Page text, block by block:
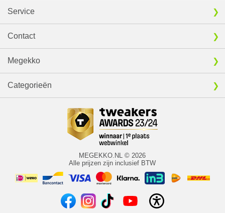
Service
Contact
Megekko
Categorieën
MEGEKKO.NL © 2026
Alle prijzen zijn inclusief BTW